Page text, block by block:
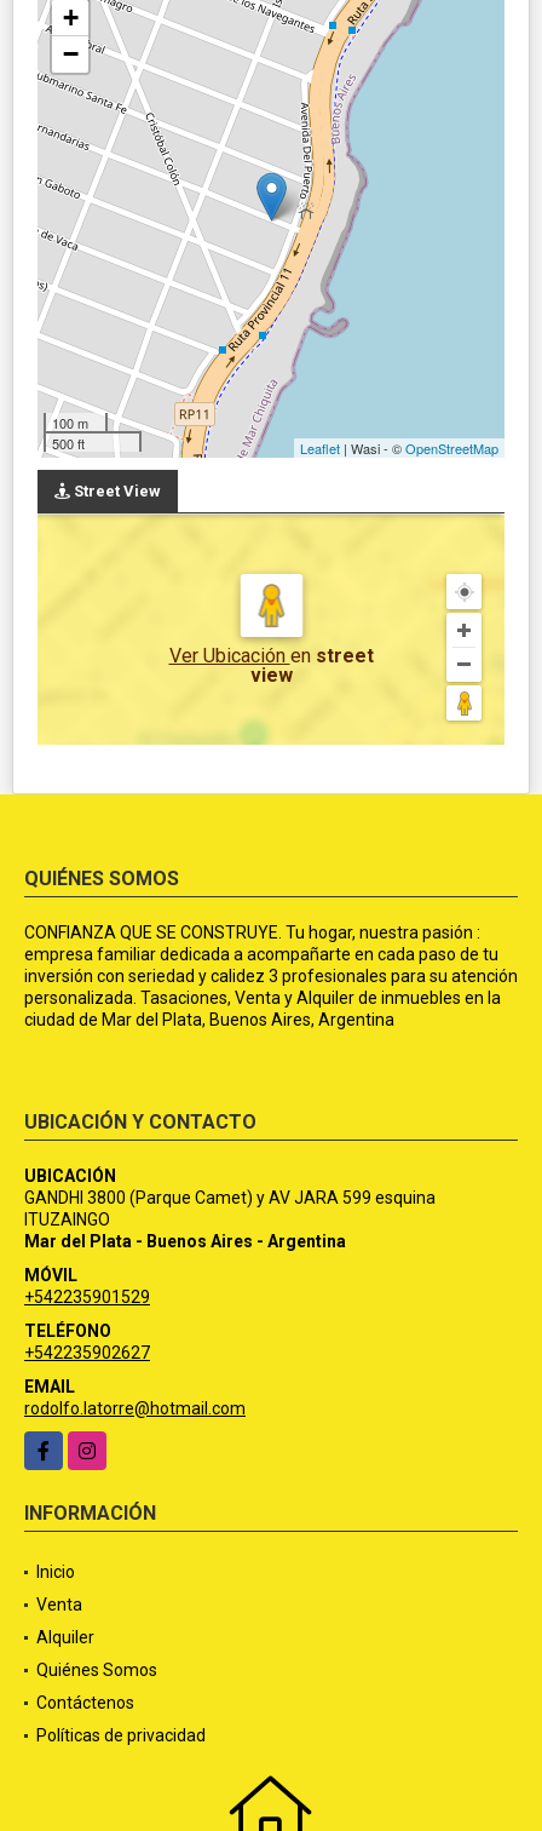
+
−
100 m
500 ft
Leaflet | Wasi - ©OpenStreetMap
Street View
Ver Ubicación en street
view
QUIÉNES SOMOS
CONFIANZA QUE SE CONSTRUYE. Tu hogar, nuestra pasión :
empresa familiar dedicada a acompañarte en cada paso de tu
inversión con seriedad y calidez 3 profesionales para su atención
personalizada. Tasaciones, Venta y Alquiler de inmuebles en la
ciudad de Mar del Plata, Buenos Aires, Argentina
UBICACIÓN Y CONTACTO
UBICACIÓN
GANDHI 3800 (Parque Camet) y AV JARA 599 esquina
ITUZAINGO
Mar del Plata - Buenos Aires - Argentina
MÓVIL
+542235901529
TELÉFONO
+542235902627
EMAIL
rodolfo.latorre@hotmail.com
FacebookInstagram
INFORMACIÓN
Inicio
Venta
Alquiler
Quiénes Somos
Contáctenos
Políticas de privacidad